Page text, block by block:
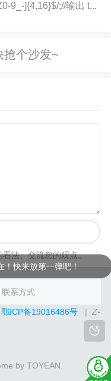
9_-]{4,16}$/;//输出 t...
法、交流您的观点。
联系方式
鄂ICP备19016486号 | Z-
by TOYEAN
快来放第一弹吧！